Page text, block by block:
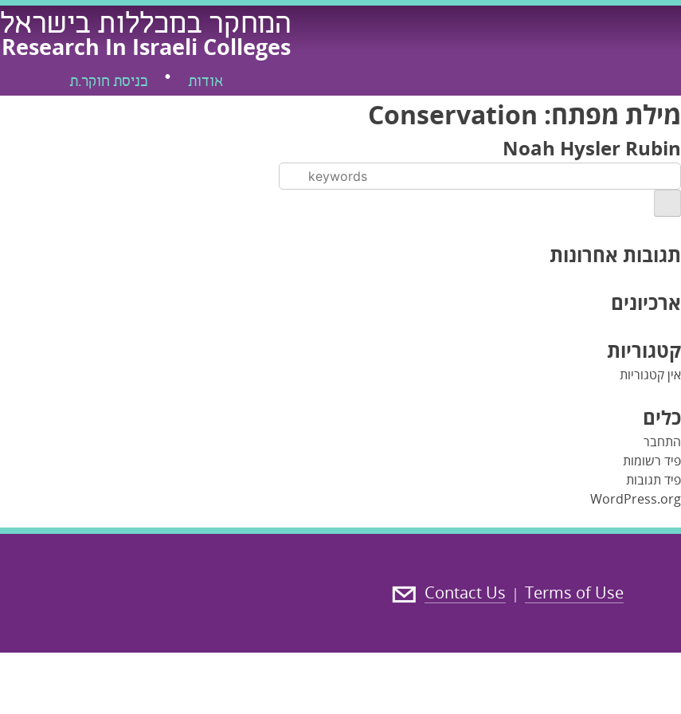
Skip
המחקר במכללות בישראל
Research In Israeli Colleges
אודות כניסת חוקר.ת
מילת מפתח: Conservation
Noah Hysler Rubin
תגובות אחרונות
ארכיונים
קטגוריות
אין קטגוריות
כלים
התחבר
פיד רשומות
פיד תגובות
WordPress.org
Terms of Use
|
Contact Us